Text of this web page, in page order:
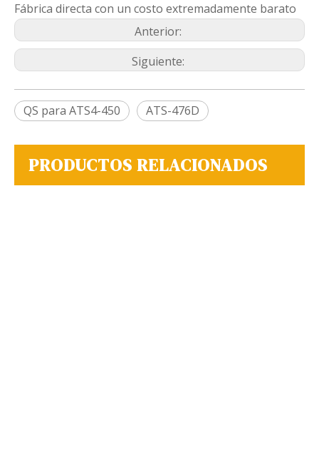
Fábrica directa con un costo extremadamente barato
Anterior:
Siguiente:
QS para ATS4-450 ATS-476D
PRODUCTOS RELACIONADOS